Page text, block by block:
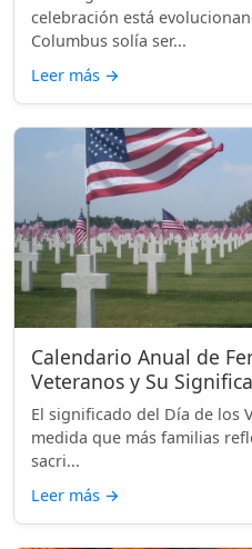
celebración está
Columbus solía ser...
Leer más →
Calendario Anual de
Veteranos y Su
El significado del Día de los
medida que más familias
sacri...
Leer más →